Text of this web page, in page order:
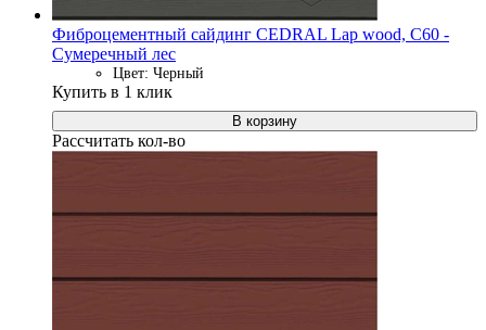
Фиброцементный сайдинг CEDRAL Lap wood, C60 -
Сумеречный лес
Цвет: Черный
Купить в 1 клик
В корзину
Рассчитать кол-во